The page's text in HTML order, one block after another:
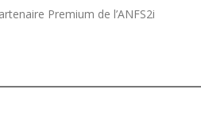
Premium de l’ANFS2i